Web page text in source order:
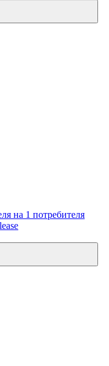
на 1 потребителя